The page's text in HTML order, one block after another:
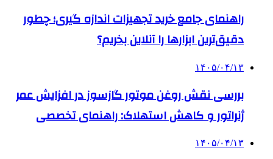
راهنمای جامع خرید تجهیزات اندازه گیری؛ چطور
دقیق‌ترین ابزارها را آنلاین بخریم؟
۱۴۰۵/۰۴/۱۳
بررسی نقش روغن موتور گازسوز در افزایش عمر
ژنراتور و کاهش استهلاک: راهنمای تخصصی
۱۴۰۵/۰۴/۱۳